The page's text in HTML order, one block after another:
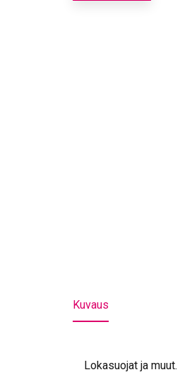
Kuvaus
Lokasuojat ja muut.